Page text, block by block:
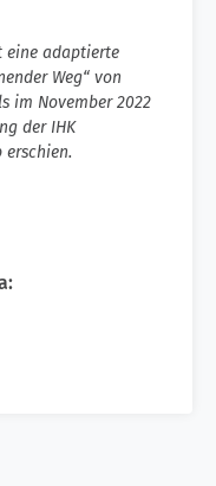
eine adaptierte
Weg“ von
im November 2022
der IHK
erschien.